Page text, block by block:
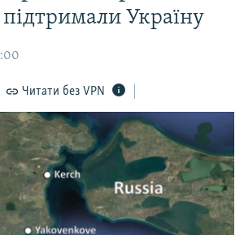
підтримали Україну
Читати без VPN